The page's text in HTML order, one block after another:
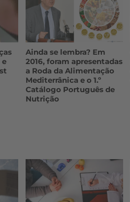
e
Ainda se lembra? Em
2016, foram apresentadas
a Roda da Alimentação
Mediterrânica e o 1.º
Catálogo Português de
Nutrição